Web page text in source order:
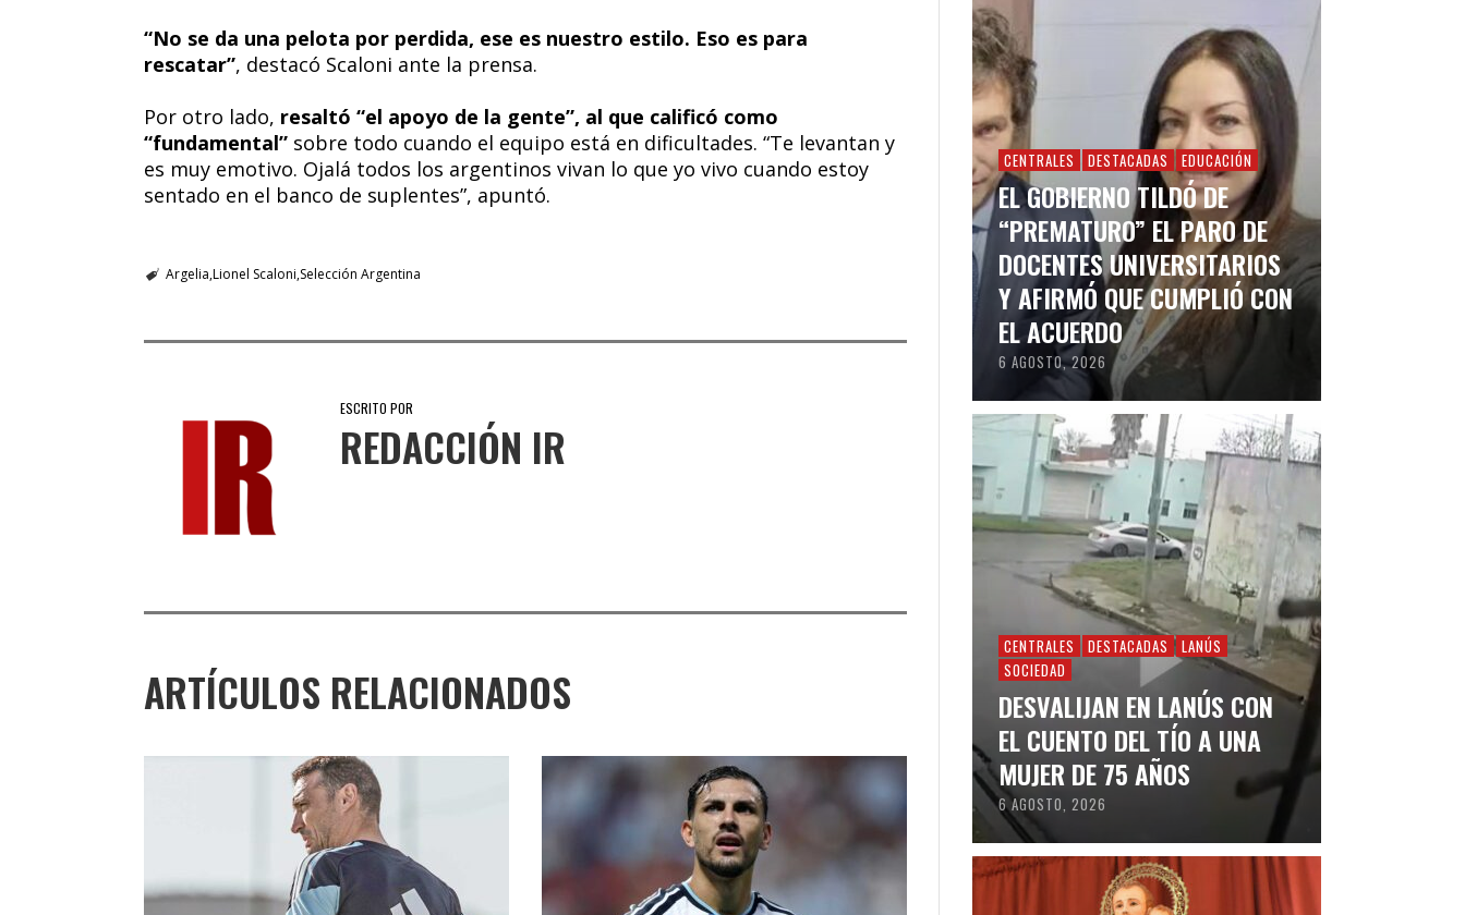
“No se da una pelota por perdida, ese es nuestro estilo. Eso es para
rescatar”, destacó Scaloni ante la prensa.
Por otro lado, resaltó “el apoyo de la gente”, al que calificó como
“fundamental” sobre todo cuando el equipo está en dificultades. “Te levantan y
es muy emotivo. Ojalá todos los argentinos vivan lo que yo vivo cuando estoy
sentado en el banco de suplentes”, apuntó.
Argelia Lionel Scaloni Selección Argentina
ESCRITO POR
REDACCIÓN IR
ARTÍCULOS RELACIONADOS
CENTRALES DESTACADAS EDUCACIÓN
EL GOBIERNO TILDÓ DE
“PREMATURO” EL PARO DE
DOCENTES UNIVERSITARIOS
Y AFIRMÓ QUE CUMPLIÓ CON
EL ACUERDO
6 AGOSTO, 2026
CENTRALES DESTACADAS
LANÚS
SOCIEDAD
DESVALIJAN EN LANÚS CON
EL CUENTO DEL TÍO A UNA
MUJER DE 75 AÑOS
6 AGOSTO, 2026